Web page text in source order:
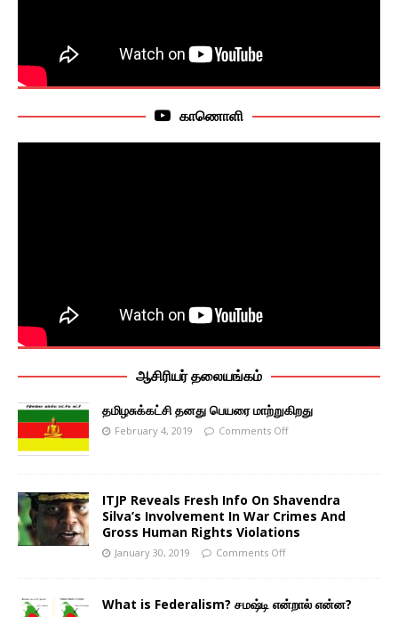
காணொளி
ஆசிரியர் தலையங்கம்
தமிழசுக்கட்சி தனது பெயரை மாற்றுகிறது
February 4, 2019 Comments Off
ITJP Reveals Fresh Info On Shavendra
Silva’s Involvement In War Crimes And
Gross Human Rights Violations
January 30, 2019 Comments Off
What is Federalism? சமஷ்டி என்றால் என்ன?